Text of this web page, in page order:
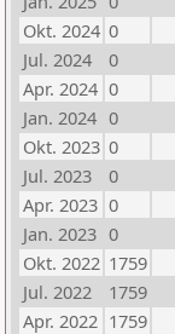
Okt. 2024 0
Jul. 2024
0
Apr. 2024 0
Jan. 2024 0
Okt. 2023 0
Jul. 2023
0
Apr. 2023 0
Jan. 2023 0
Okt. 2022 1759
Jul. 2022
1759
Apr. 2022 1759